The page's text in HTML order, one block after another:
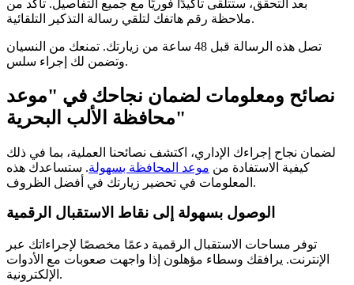
بعد التحقق، ستتلقى تأكيدًا فوريًا مع جميع التفاصيل. تأكد من
ملاحظة رقم هاتفك لتلقي رسالة التذكير التلقائية.
تصل هذه الرسالة قبل 48 ساعة من زيارتك. تمنعك من النسيان
وتضمن لك إجراء سلس.
نصائح ومعلومات لضمان نجاحك في "موعد
محافظة الألب البحرية"
لضمان نجاح إجراءك الإداري، اكتشف نصائحنا العملية، بما في ذلك
كيفية الاستفادة من موعد المحافظة بسهولة. ستساعدك هذه
المعلومات في تحضير زيارتك في أفضل الظروف.
الوصول بسهولة إلى نقاط الاستقبال الرقمية
توفر مساحات الاستقبال الرقمية دعمًا مخصصًا لإجراءاتك عبر
الإنترنت. يرافقك وسطاء مؤهلون إذا واجهت صعوبات مع الأدوات
الإلكترونية.